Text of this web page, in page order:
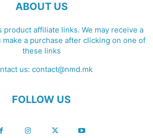
ABOUT US
product affiliate links. We may receive a
a purchase after clicking on one of
these links
us: contact@nmd.mk
FOLLOW US